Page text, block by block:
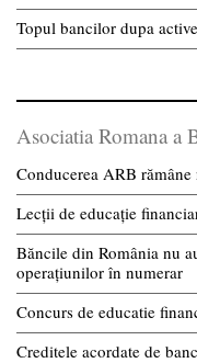
Topul bancilor dupa
Asociatia Romana a
Conducerea ARB rămâne
Lecții de educație
Băncile din România nu
operațiunilor în numerar
Concurs de educatie
Creditele acordate de